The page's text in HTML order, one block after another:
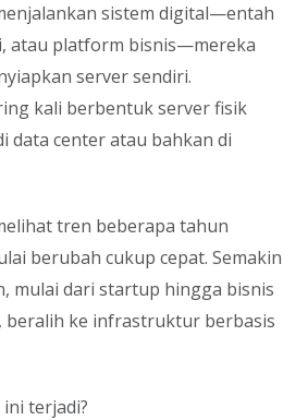
sistem digital—entah
atau platform bisnis—mereka
server sendiri.
kali berbentuk server fisik
data center atau bahkan di
tren beberapa tahun
berubah cukup cepat. Semakin
mulai dari startup hingga bisnis
beralih ke infrastruktur berbasis
terjadi?